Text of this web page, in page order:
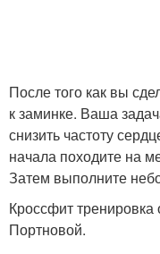
После того как вы
к заминке. Ваша
снизить частоту
начала походите на
Затем выполните
Кроссфит
Портновой.